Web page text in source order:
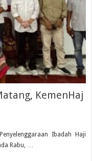
KemenHaj
Ibadah Haji
Rabu, …